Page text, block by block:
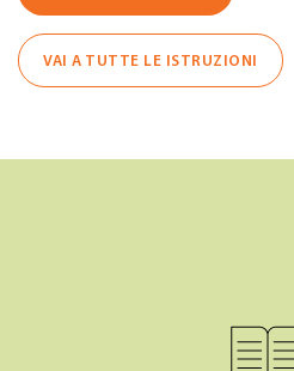
VAI A TUTTE LE ISTRUZIONI